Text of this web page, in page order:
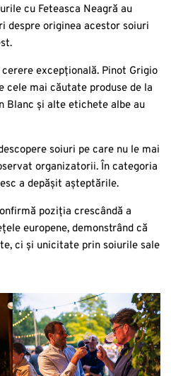
cu Feteasca Neagră au
despre originea acestor soiuri
excepțională. Pinot Grigio
cele mai căutate produse de la
Blanc și alte etichete albe au
soiuri pe care nu le mai
organizatorii. În categoria
a depășit așteptările.
poziția crescândă a
europene, demonstrând că
ci și unicitate prin soiurile sale